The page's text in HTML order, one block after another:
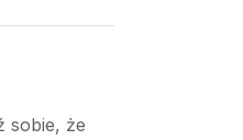
sobie, że